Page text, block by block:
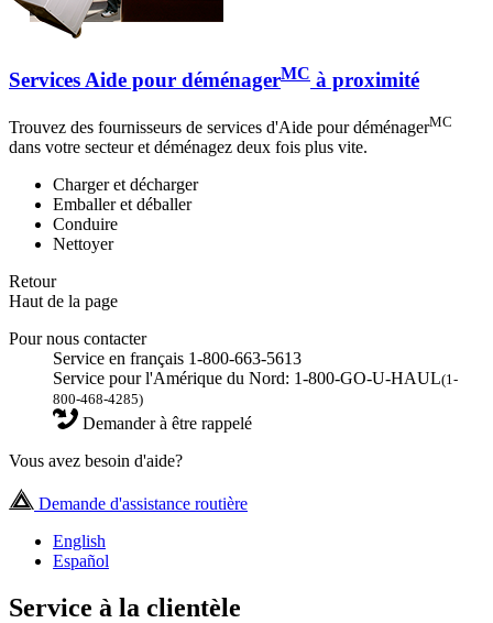
Services Aide pour déménagerMC à proximité
Trouvez des fournisseurs de services d'Aide pour déménagerMC
dans votre secteur et déménagez deux fois plus vite.
Charger et décharger
Emballer et déballer
Conduire
Nettoyer
Retour
Haut de la page
Pour nous contacter
Service en français 1-800-663-5613
Service pour l'Amérique du Nord: 1-800-GO-U-HAUL(1-
800-468-4285)
Demander à être rappelé
Vous avez besoin d'aide?
Demande d'assistance routière
English
Español
Service à la clientèle